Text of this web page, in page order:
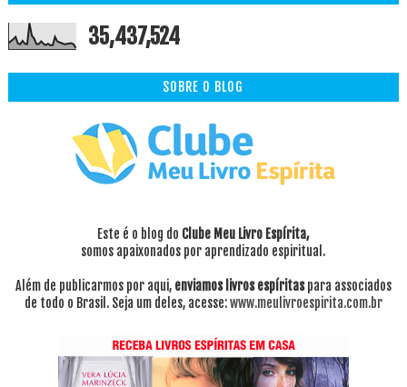
35,437,524
SOBRE O BLOG
Este é o blog do Clube Meu Livro Espírita,
somos apaixonados por aprendizado espiritual.
Além de publicarmos por aqui, enviamos livros espíritaspara associados
de todo o Brasil. Seja um deles, acesse:www.meulivroespirita.com.br